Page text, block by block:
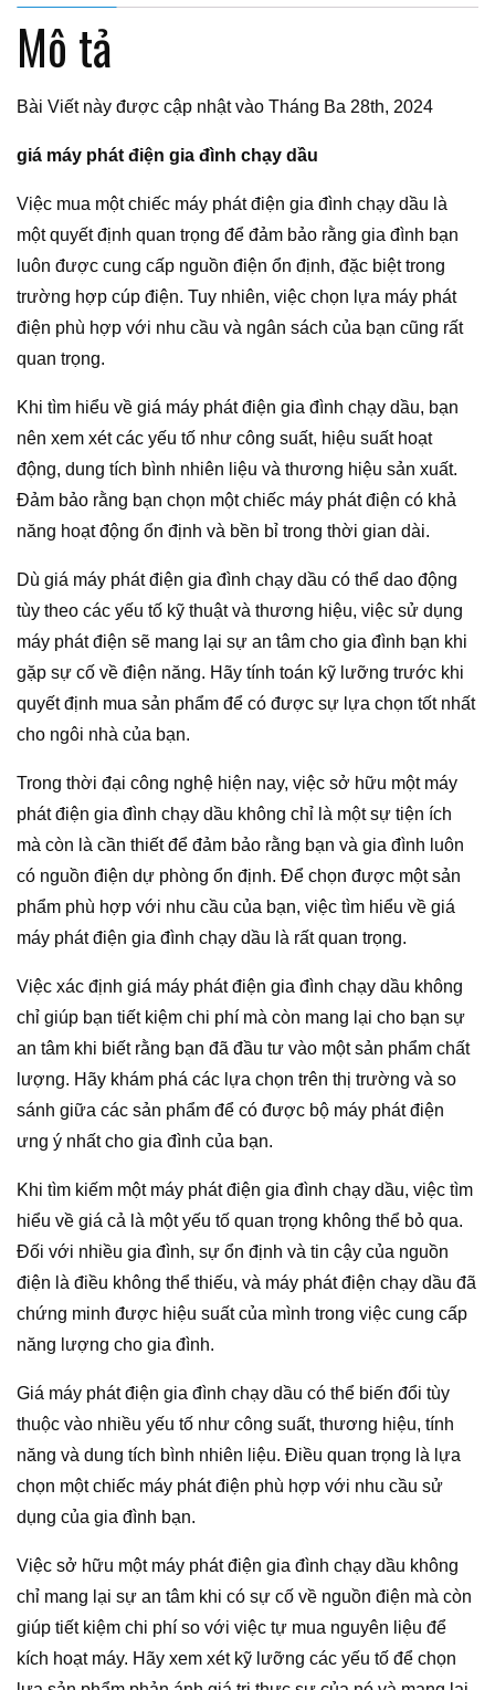
Mô tả
Bài Viết này được cập nhật vào Tháng Ba 28th, 2024
giá máy phát điện gia đình chạy dầu
Việc mua một chiếc máy phát điện gia đình chạy dầu là
một quyết định quan trọng để đảm bảo rằng gia đình bạn
luôn được cung cấp nguồn điện ổn định, đặc biệt trong
trường hợp cúp điện. Tuy nhiên, việc chọn lựa máy phát
điện phù hợp với nhu cầu và ngân sách của bạn cũng rất
quan trọng.
Khi tìm hiểu về giá máy phát điện gia đình chạy dầu, bạn
nên xem xét các yếu tố như công suất, hiệu suất hoạt
động, dung tích bình nhiên liệu và thương hiệu sản xuất.
Đảm bảo rằng bạn chọn một chiếc máy phát điện có khả
năng hoạt động ổn định và bền bỉ trong thời gian dài.
Dù giá máy phát điện gia đình chạy dầu có thể dao động
tùy theo các yếu tố kỹ thuật và thương hiệu, việc sử dụng
máy phát điện sẽ mang lại sự an tâm cho gia đình bạn khi
gặp sự cố về điện năng. Hãy tính toán kỹ lưỡng trước khi
quyết định mua sản phẩm để có được sự lựa chọn tốt nhất
cho ngôi nhà của bạn.
Trong thời đại công nghệ hiện nay, việc sở hữu một máy
phát điện gia đình chạy dầu không chỉ là một sự tiện ích
mà còn là cần thiết để đảm bảo rằng bạn và gia đình luôn
có nguồn điện dự phòng ổn định. Để chọn được một sản
phẩm phù hợp với nhu cầu của bạn, việc tìm hiểu về giá
máy phát điện gia đình chạy dầu là rất quan trọng.
Việc xác định giá máy phát điện gia đình chạy dầu không
chỉ giúp bạn tiết kiệm chi phí mà còn mang lại cho bạn sự
an tâm khi biết rằng bạn đã đầu tư vào một sản phẩm chất
lượng. Hãy khám phá các lựa chọn trên thị trường và so
sánh giữa các sản phẩm để có được bộ máy phát điện
ưng ý nhất cho gia đình của bạn.
Khi tìm kiếm một máy phát điện gia đình chạy dầu, việc tìm
hiểu về giá cả là một yếu tố quan trọng không thể bỏ qua.
Đối với nhiều gia đình, sự ổn định và tin cậy của nguồn
điện là điều không thể thiếu, và máy phát điện chạy dầu đã
chứng minh được hiệu suất của mình trong việc cung cấp
năng lượng cho gia đình.
Giá máy phát điện gia đình chạy dầu có thể biến đổi tùy
thuộc vào nhiều yếu tố như công suất, thương hiệu, tính
năng và dung tích bình nhiên liệu. Điều quan trọng là lựa
chọn một chiếc máy phát điện phù hợp với nhu cầu sử
dụng của gia đình bạn.
Việc sở hữu một máy phát điện gia đình chạy dầu không
chỉ mang lại sự an tâm khi có sự cố về nguồn điện mà còn
giúp tiết kiệm chi phí so với việc tự mua nguyên liệu để
kích hoạt máy. Hãy xem xét kỹ lưỡng các yếu tố để chọn